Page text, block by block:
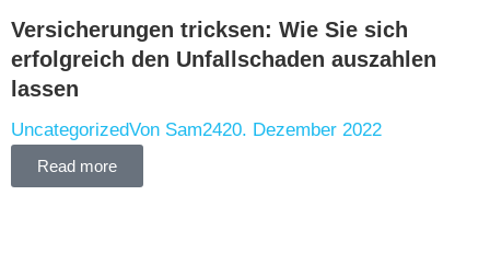
Versicherungen tricksen: Wie Sie sich
erfolgreich den Unfallschaden auszahlen
lassen
UncategorizedVon Sam2420. Dezember 2022
Read more